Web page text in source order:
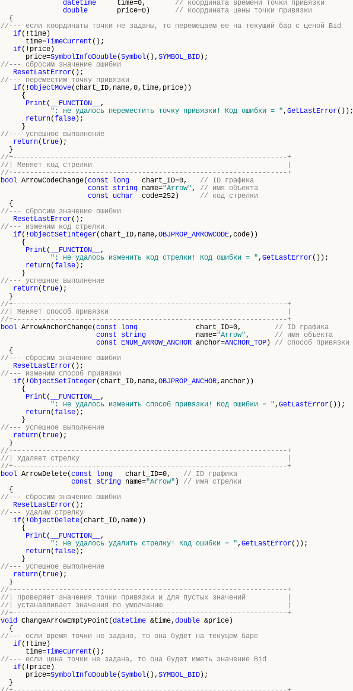
datetime time=0, // координата времени точки привязки
double price=0) // координата цены точки привязки
{
//--- если координаты точки не заданы, то перемещаем ее на текущий бар с ценой Bid
if(!time)
time=TimeCurrent ();
if(!price)
price=SymbolInfoDouble(Symbol(), SYMBOL_BID );
//--- сбросим значение ошибки
ResetLastError();
//--- переместим точку привязки
if(!ObjectMove(chart_ID,name,0,time,price))
{
Print ( __FUNCTION__ ,
": не удалось переместить точку привязки! Код ошибки = ", GetLastError());
return(false );
}
//--- успешное выполнение
return( true );
}
//+------------------------------------------------------------------+
//| Меняет код стрелки |
//+------------------------------------------------------------------+
bool ArrowCodeChange(const long chart_ID=0, // ID графика
const
string name="Arrow", // имя объекта
const
uchar code=252) // код стрелки
{
//--- сбросим значение ошибки
ResetLastError();
//--- изменим код стрелки
if(!ObjectSetInteger(chart_ID,name, OBJPROP_ARROWCODE,code))
{
Print ( __FUNCTION__ ,
": не удалось изменить код стрелки! Код ошибки = ", GetLastError());
return(false );
}
//--- успешное выполнение
return( true );
}
//+------------------------------------------------------------------+
//| Меняет способ привязки |
//+------------------------------------------------------------------+
bool ArrowAnchorChange(const long chart_ID=0, // ID графика
const
string name="Arrow", // имя объекта
const
ENUM_ARROW_ANCHOR anchor=ANCHOR_TOP ) // способ привязки
{
//--- сбросим значение ошибки
ResetLastError();
//--- изменим способ привязки
if(!ObjectSetInteger(chart_ID,name, OBJPROP_ANCHOR,anchor))
{
Print ( __FUNCTION__ ,
": не удалось изменить способ привязки! Код ошибки = ", GetLastError());
return(false );
}
//--- успешное выполнение
return( true );
}
//+------------------------------------------------------------------+
//| Удаляет стрелку |
//+------------------------------------------------------------------+
bool ArrowDelete(const long chart_ID=0, // ID графика
const
string name="Arrow" ) // имя стрелки
{
//--- сбросим значение ошибки
ResetLastError();
//--- удалим стрелку
if(!ObjectDelete(chart_ID,name))
{
Print ( __FUNCTION__ ,
": не удалось удалить стрелку! Код ошибки = ", GetLastError());
return(false );
}
//--- успешное выполнение
return( true );
}
//+------------------------------------------------------------------+
//| Проверяет значения точки привязки и для пустых значений |
//| устанавливает значения по умолчанию |
//+------------------------------------------------------------------+
void ChangeArrowEmptyPoint(datetime &time, double &price)
{
//--- если время точки не задано, то она будет на текущем баре
if(!time)
time=TimeCurrent ();
//--- если цена точки не задана, то она будет иметь значение Bid
if(!price)
price=SymbolInfoDouble(Symbol(), SYMBOL_BID );
}